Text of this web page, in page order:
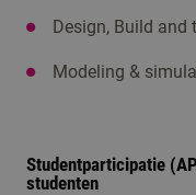
Design, Build and
Modeling &
Studentparticipatie
studenten